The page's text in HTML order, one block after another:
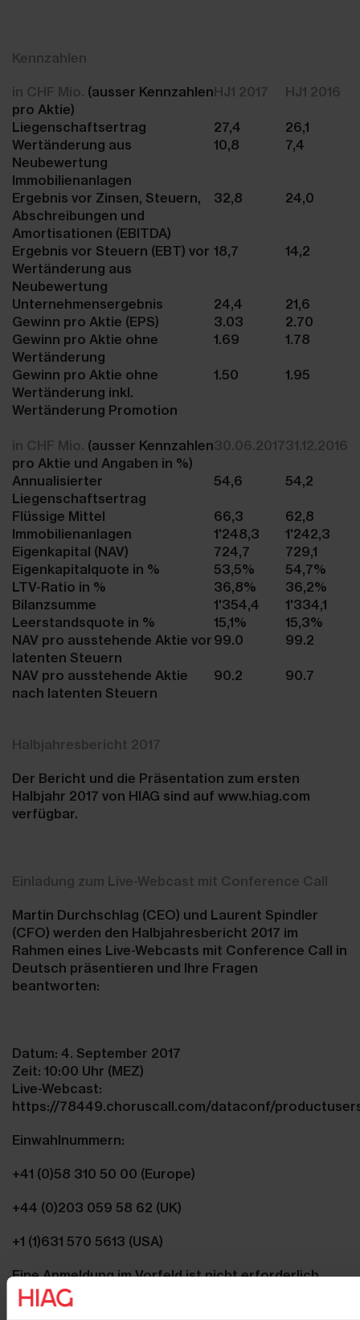
Kennzahlen
in CHF Mio. (ausser Kennzahlen
pro Aktie)
HJ1 2017 HJ1 2016
Liegenschaftsertrag 27,4
26,1
Wertänderung aus
Neubewertung
Immobilienanlagen
10,8 7,4
Ergebnis vor Zinsen, Steuern,
Abschreibungen und
Amortisationen (EBITDA)
32,8 24,0
Ergebnis vor Steuern (EBT) vor
Wertänderung aus
Neubewertung
18,7 14,2
Unternehmensergebnis 24,4
21,6
Gewinn pro Aktie (EPS)
3.03
2.70
Gewinn pro Aktie ohne
Wertänderung
1.69 1.78
Gewinn pro Aktie ohne
Wertänderung inkl.
Wertänderung Promotion
1.50 1.95
in CHF Mio. (ausser Kennzahlen
pro Aktie und Angaben in %)
30.06.201731.12.2016
Annualisierter
Liegenschaftsertrag
54,6 54,2
Flüssige Mittel 66,3
62,8
Immobilienanlagen
1'248,3
1'242,3
Eigenkapital (NAV)
724,7
729,1
Eigenkapitalquote in %
53,5%
54,7%
LTV-Ratio in %
36,8%
36,2%
Bilanzsumme
1'354,4
1'334,1
Leerstandsquote in %
15,1%
15,3%
NAV pro ausstehende Aktie vor
latenten Steuern
99.0 99.2
NAV pro ausstehende Aktie
nach latenten Steuern
90.2 90.7
Halbjahresbericht 2017
Der Bericht und die Präsentation zum ersten
Halbjahr 2017 von HIAG sind auf www.hiag.com
verfügbar.
Einladung zum Live-Webcast mit Conference Call
Martin Durchschlag (CEO) und Laurent Spindler
(CFO) werden den Halbjahresbericht 2017 im
Rahmen eines Live-Webcasts mit Conference Call in
Deutsch präsentieren und Ihre Fragen
beantworten:
Datum: 4. September 2017
Zeit: 10:00 Uhr (MEZ)
Live-Webcast:
https://78449.choruscall.com/dataconf/
Einwahlnummern:
+41 (0)58 310 50 00 (Europe)
+44 (0)203 059 58 62 (UK)
+1 (1)631 570 5613 (USA)
Eine Anmeldung im Vorfeld ist nicht erforderlich.